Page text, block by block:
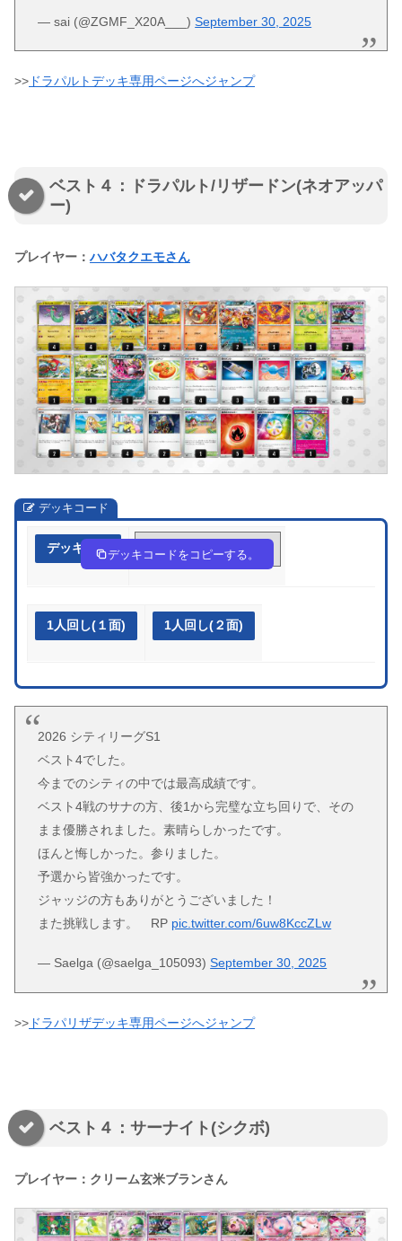
— sai (@ZGMF_X20A___)September 30, 2025
>> ドラパルトデッキ専用ページへジャンプ
ベスト４：ドラパルト/リザードン(ネオアッパ
ー)
プレイヤー：ハバタクエモさん
デッキコード
デッキ作成 yp3p2p-QL8Xoe-ySp3Sy
デッキコードをコピーする。
1人回し(１面) 1人回し(２面)
2026 シティリーグS1
ベスト4でした。
今までのシティの中では最高成績です。
ベスト4戦のサナの方、後1から完璧な立ち回りで、その
まま優勝されました。素晴らしかったです。
ほんと悔しかった。参りました。
予選から皆強かったです。
ジャッジの方もありがとうございました！
また挑戦します。 RP pic.twitter.com/6uw8KccZLw
— Saelga (@saelga_105093)September 30, 2025
>> ドラパリザデッキ専用ページへジャンプ
ベスト４：サーナイト(シクボ)
プレイヤー：クリーム玄米ブランさん